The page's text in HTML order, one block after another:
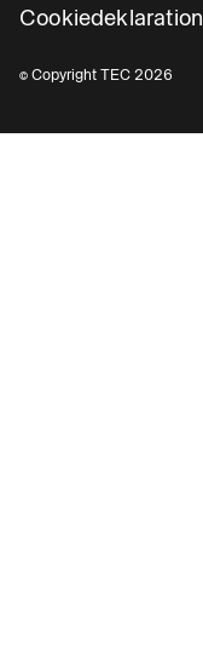
Cookiedeklaration
© Copyright TEC 2026